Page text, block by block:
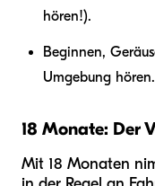
hören!).
Beginnen,
Umgebung hören.
18 Monate: Der
Mit 18 Monaten